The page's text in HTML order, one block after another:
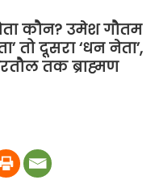
कौन? उमेश गौतम
तो दूसरा ‘धन नेता’,
तक ब्राह्मण